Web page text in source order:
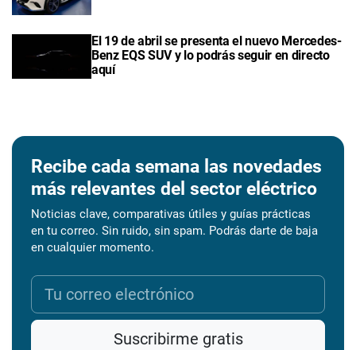
El 19 de abril se presenta el nuevo Mercedes-
Benz EQS SUV y lo podrás seguir en directo
aquí
Recibe cada semana las novedades
más relevantes del sector eléctrico
Noticias clave, comparativas útiles y guías prácticas
en tu correo. Sin ruido, sin spam. Podrás darte de baja
en cualquier momento.
Suscribirme gratis